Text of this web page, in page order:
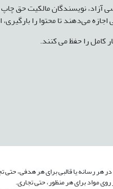
نویسندگان مالکیت حق چاپ
می‌دهند تا محتوا را بارگیری،
کامل را حفظ می کنند.